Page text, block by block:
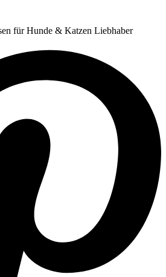
für Hunde & Katzen Liebhaber